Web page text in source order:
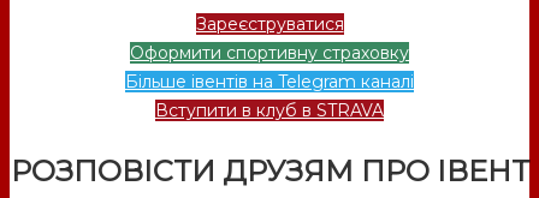
Зареєструватися
Оформити спортивну страховку
Більше івентів на Telegram каналі
Вступити в клуб в STRAVA
РОЗПОВІСТИ ДРУЗЯМ ПРО ІВЕНТ